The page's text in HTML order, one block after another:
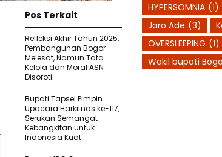
Pos Terkait
Refleksi Akhir Tahun 2025:
Pembangunan Bogor
Melesat, Namun Tata
Kelola dan Moral ASN
Disoroti
Bupati Tapsel Pimpin
Upacara Harkitnas ke-117,
Serukan Semangat
Kebangkitan untuk
Indonesia Kuat
HYPERSOMNIA (1)
Jaro Ade (3)
OVERSLEEPING (1)
Wakil bupati